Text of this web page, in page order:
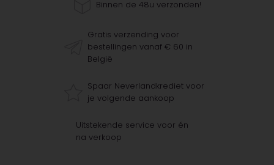
Binnen de 48u verzonden!
Gratis verzending voor
bestellingen vanaf € 60 in
België
Spaar Neverlandkrediet voor
je volgende aankoop
Uitstekende service voor én
na verkoop